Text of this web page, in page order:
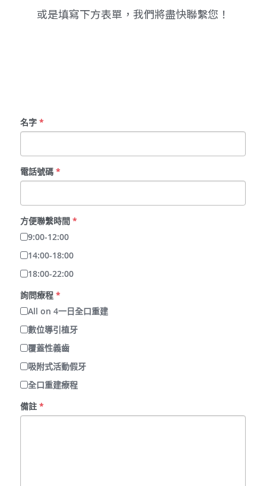
或是填寫下方表單，我們將盡快聯繫您！
名字*
電話號碼*
方便聯繫時間*
9:00-12:00
14:00-18:00
18:00-22:00
詢問療程*
All on 4一日全口重建
數位導引植牙
覆蓋性義齒
吸附式活動假牙
全口重建療程
備註*